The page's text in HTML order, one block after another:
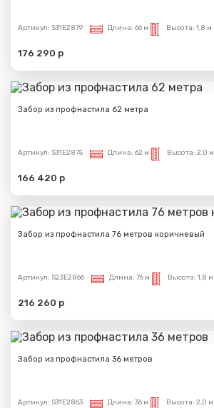
Артикул: S31E2879 Длина: 66 м Высота: 1,8 м
176 290 р
Забор из профнастила 62 метра
Артикул: S31E2875 Длина: 62 м Высота: 2,0 м
166 420 р
Забор из профнастила 76 метров коричневый
Артикул: S23E2866 Длина: 76 м Высота: 1,8 м
216 260 р
Забор из профнастила 36 метров
Артикул: S31E2863 Длина: 36 м Высота: 2,0 м